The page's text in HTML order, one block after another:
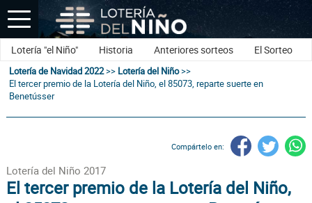
Lotería "el Niño" Historia Anteriores sorteos El Sorteo
Lotería de Navidad 2022>> Lotería del Niño>>
El tercer premio de la Lotería del Niño, el 85073, reparte suerte en
Benetússer
Compártelo en:
Lotería del Niño 2017
El tercer premio de la Lotería del Niño,